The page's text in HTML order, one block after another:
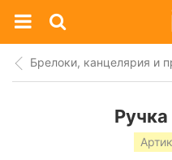
Брелоки, канцелярия и